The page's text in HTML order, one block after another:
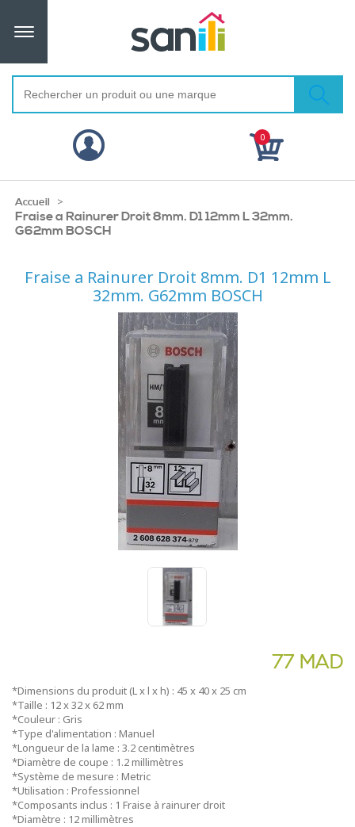
0
Accueil >
Fraise a Rainurer Droit 8mm. D1 12mm L 32mm.
G62mm BOSCH
Fraise a Rainurer Droit 8mm. D1 12mm L
32mm. G62mm BOSCH
77 MAD
*Dimensions du produit (L x l x h) : 45 x 40 x 25 cm
*Taille : 12 x 32 x 62 mm
*Couleur : Gris
*Type d'alimentation : Manuel
*Longueur de la lame : 3.2 centimètres
*Diamètre de coupe : 1.2 millimètres
*Système de mesure : Metric
*Utilisation : Professionnel
*Composants inclus : 1 Fraise à rainurer droit
*Diamètre : 12 millimètres